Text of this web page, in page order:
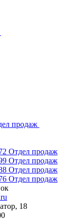
продаж
Отдел продаж
Отдел продаж
Отдел продаж
Отдел продаж
18